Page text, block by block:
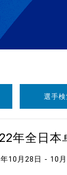
選手検
全日本
10月28日 - 10